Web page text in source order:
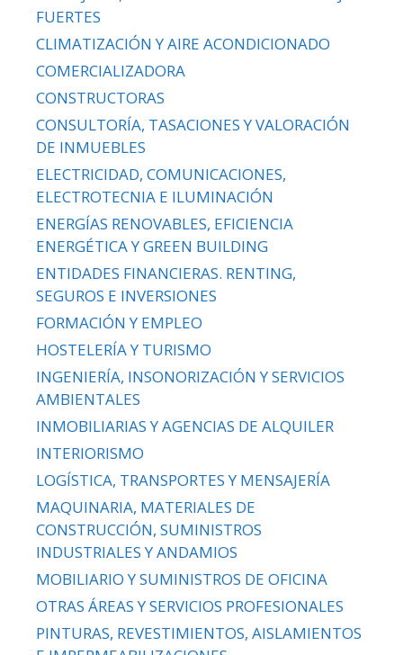
FUERTES
CLIMATIZACIÓN Y AIRE ACONDICIONADO
COMERCIALIZADORA
CONSTRUCTORAS
CONSULTORÍA, TASACIONES Y VALORACIÓN
DE INMUEBLES
ELECTRICIDAD, COMUNICACIONES,
ELECTROTECNIA E ILUMINACIÓN
ENERGÍAS RENOVABLES, EFICIENCIA
ENERGÉTICA Y GREEN BUILDING
ENTIDADES FINANCIERAS. RENTING,
SEGUROS E INVERSIONES
FORMACIÓN Y EMPLEO
HOSTELERÍA Y TURISMO
INGENIERÍA, INSONORIZACIÓN Y SERVICIOS
AMBIENTALES
INMOBILIARIAS Y AGENCIAS DE ALQUILER
INTERIORISMO
LOGÍSTICA, TRANSPORTES Y MENSAJERÍA
MAQUINARIA, MATERIALES DE
CONSTRUCCIÓN, SUMINISTROS
INDUSTRIALES Y ANDAMIOS
MOBILIARIO Y SUMINISTROS DE OFICINA
OTRAS ÁREAS Y SERVICIOS PROFESIONALES
PINTURAS, REVESTIMIENTOS, AISLAMIENTOS